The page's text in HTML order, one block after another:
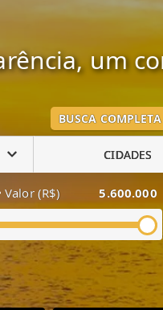
um
BUSCA COMPLETA
CIDADES
Valor (R$) 5.600.000